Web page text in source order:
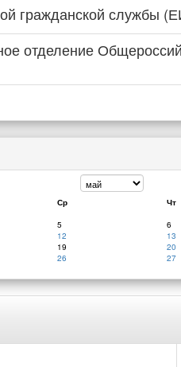
гражданской службы
отделение
Ср
Чт
5
6
12
13
19
20
26
27